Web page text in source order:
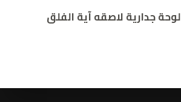
لوحة جدارية لاصقه آية الفلق